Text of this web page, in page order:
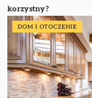
korzystny?
DOM I OTOCZENIE